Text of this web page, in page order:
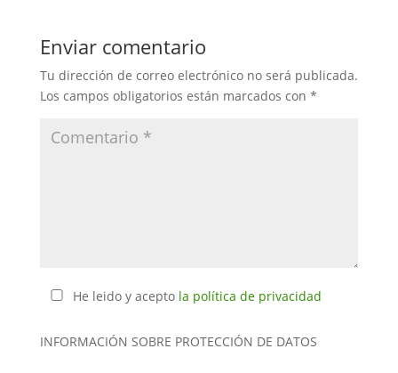
Enviar comentario
Tu dirección de correo electrónico no será publicada.
Los campos obligatorios están marcados con *
He leido y acepto la política de privacidad
INFORMACIÓN SOBRE PROTECCIÓN DE DATOS